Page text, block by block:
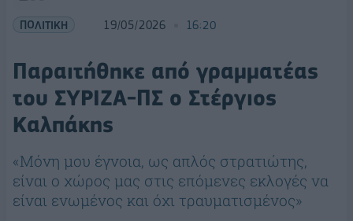
ΠΟΛΙΤΙΚΗ 19/05/2026 16:20
Παραιτήθηκε από γραμματέας
του ΣΥΡΙΖΑ-ΠΣ ο Στέργιος
Καλπάκης
«Μόνη μου έγνοια, ως απλός στρατιώτης,
είναι ο χώρος μας στις επόμενες εκλογές να
είναι ενωμένος και όχι τραυματισμένος»